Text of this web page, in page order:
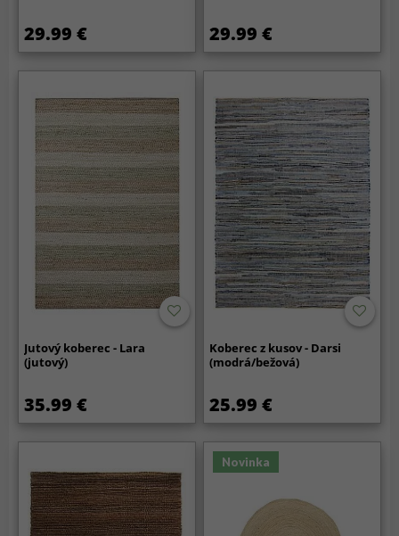
29.99 € 29.99 €
Jutový koberec - Lara
(jutový)
35.99 €
Koberec z kusov - Darsi
(modrá/bežová)
25.99 €
Novinka